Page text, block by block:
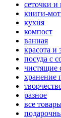
сеточки
книги-
кухня
компост
ванная
красота и
посуда с
чистящие
хранение
разное
все